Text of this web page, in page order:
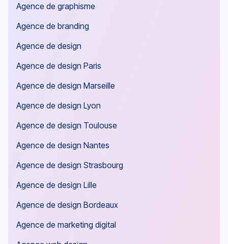
Agence de graphisme
Agence de branding
Agence de design
Agence de design Paris
Agence de design Marseille
Agence de design Lyon
Agence de design Toulouse
Agence de design Nantes
Agence de design Strasbourg
Agence de design Lille
Agence de design Bordeaux
Agence de marketing digital